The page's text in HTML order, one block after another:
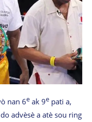
nan 6e ak 9e pati a,
advèsè a atè sou ring